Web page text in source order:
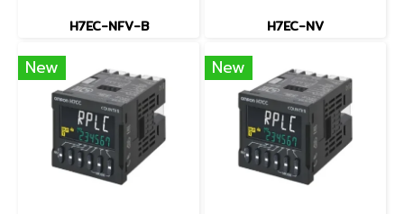
H7EC-NFV-B H7EC-NV
New New